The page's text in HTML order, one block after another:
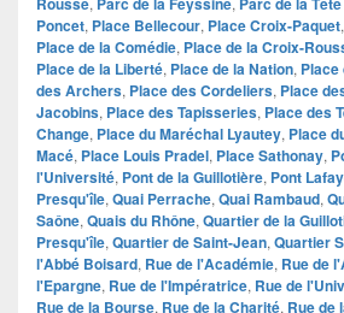
Poncet, Place Bellecour, Place Croix-Paquet,
Place de la Comédie, Place de la Croix-
Place de la Liberté, Place de la Nation, Place
des Archers, Place des Cordeliers, Place
Jacobins, Place des Tapisseries, Place des
Change, Place du Maréchal Lyautey, Place
Macé, Place Louis Pradel, Place Sathonay,
l'Université, Pont de la Guillotière, Pont
Presqu'île, Quai Perrache, Quai Rambaud,
Saône, Quais du Rhône, Quartier de la
Presqu'île, Quartier de Saint-Jean, Quartier
l'Abbé Boisard, Rue de l'Académie, Rue de
l'Epargne, Rue de l'Impératrice, Rue de
Rue de la Bourse, Rue de la Charité, Rue de